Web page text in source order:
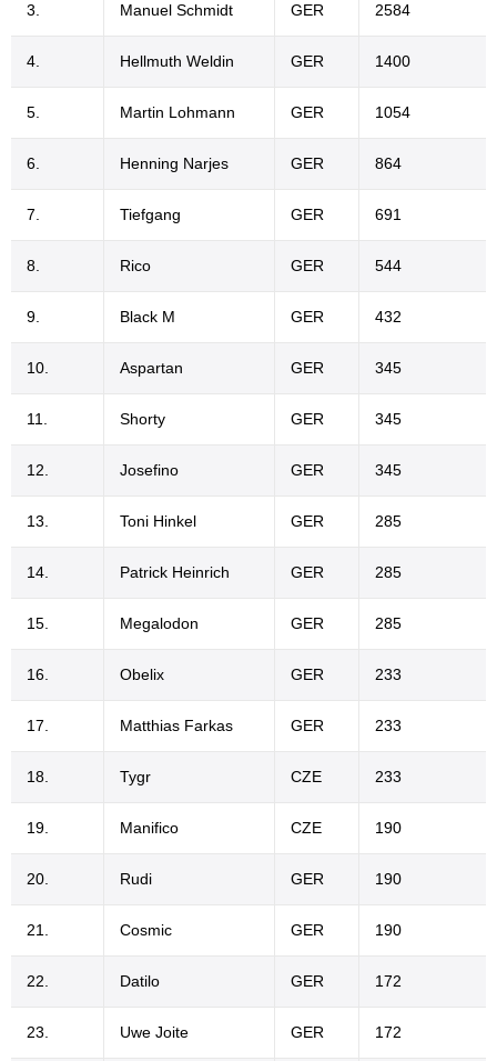
3. Manuel Schmidt GER 2584
4. Hellmuth Weldin GER 1400
5. Martin Lohmann GER 1054
6. Henning Narjes GER 864
7. Tiefgang GER 691
8. Rico GER 544
9. Black M GER 432
10. Aspartan GER 345
11. Shorty GER 345
12. Josefino GER 345
13. Toni Hinkel GER 285
14. Patrick Heinrich GER 285
15. Megalodon GER 285
16. Obelix GER 233
17. Matthias Farkas GER 233
18. Tygr CZE 233
19. Manifico CZE 190
20. Rudi GER 190
21. Cosmic GER 190
22. Datilo GER 172
23. Uwe Joite GER 172